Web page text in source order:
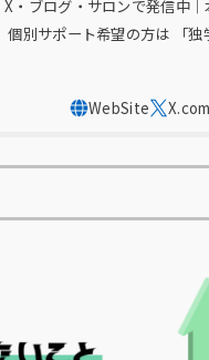
X・ブログ・サロンで発信中
個別サポート希望の方は 「
索: